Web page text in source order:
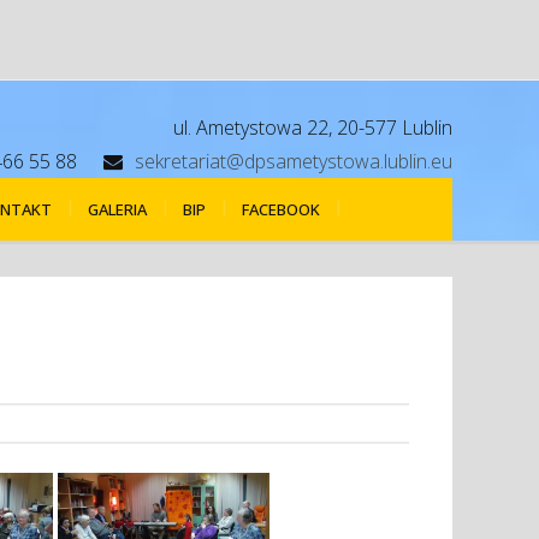
ul. Ametystowa 22, 20-577 Lublin
55 88
sekretariat@dpsametystowa.lublin.eu
GALERIA BIP FACEBOOK